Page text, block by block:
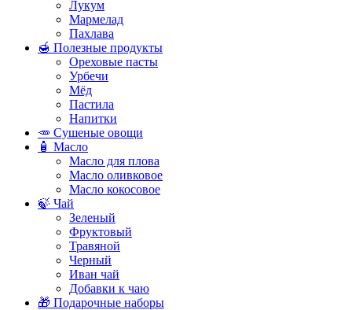
Лукум
Мармелад
Пахлава
🍯 Полезные продукты
Ореховые пасты
Урбечи
Мёд
Пастила
Напитки
🥕 Сушеные овощи
🧴 Масло
Масло для плова
Масло оливковое
Масло кокосовое
🍃 Чай
Зеленый
Фруктовый
Травяной
Черный
Иван чай
Добавки к чаю
🎁 Подарочные наборы